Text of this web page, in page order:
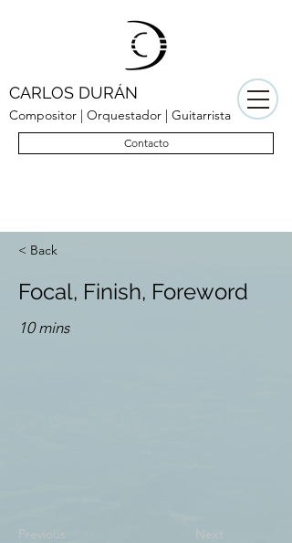
CARLOS DURÁN
Compositor | Orquestador | Guitarrista
Contacto
< Back
Focal, Finish, Foreword
10 mins
Previous Next